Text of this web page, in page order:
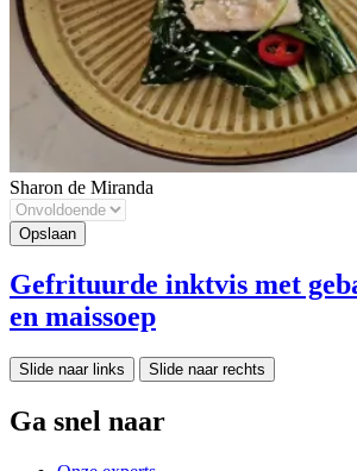
Sharon de Miranda
Gefrituurde inktvis met
en maissoep
Slide naar links Slide naar rechts
Ga snel naar